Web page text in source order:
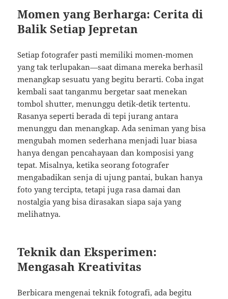
Momen yang Berharga: Cerita di
Balik Setiap Jepretan
Setiap fotografer pasti memiliki momen-momen
yang tak terlupakan—saat dimana mereka berhasil
menangkap sesuatu yang begitu berarti. Coba ingat
kembali saat tanganmu bergetar saat menekan
tombol shutter, menunggu detik-detik tertentu.
Rasanya seperti berada di tepi jurang antara
menunggu dan menangkap. Ada seniman yang bisa
mengubah momen sederhana menjadi luar biasa
hanya dengan pencahayaan dan komposisi yang
tepat. Misalnya, ketika seorang fotografer
mengabadikan senja di ujung pantai, bukan hanya
foto yang tercipta, tetapi juga rasa damai dan
nostalgia yang bisa dirasakan siapa saja yang
melihatnya.
Teknik dan Eksperimen:
Mengasah Kreativitas
Berbicara mengenai teknik fotografi, ada begitu